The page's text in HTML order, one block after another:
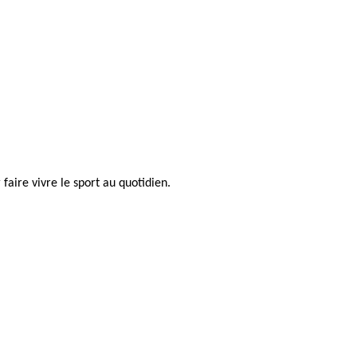
faire vivre le sport au quotidien.